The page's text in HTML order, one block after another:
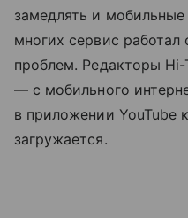
замедлять и
многих сервис работал
проблем. Редакторы
— с мобильного
в приложении YouTube
загружается.